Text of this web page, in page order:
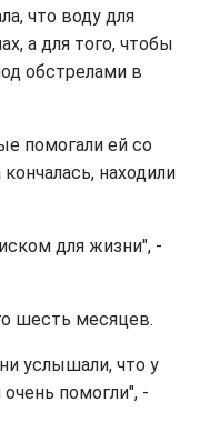
что воду для
а для того, чтобы
обстрелами в
помогали ей со
находили
для жизни", -
шесть месяцев.
услышали, что у
помогли", -